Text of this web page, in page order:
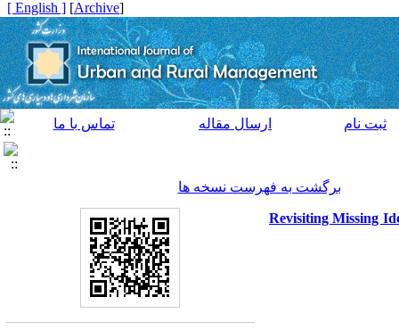
[
Archive
]
[ English ]
ثبت نام ارسال مقاله تماس با ما
برگشت به فهرست نسخه ها
Revisiting Missing